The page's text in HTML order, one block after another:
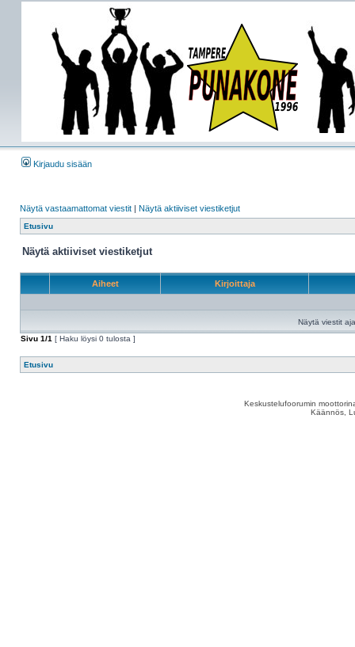
Kirjaudu sisään
Näytä vastaamattomat viestit | Näytä aktiiviset viestiketjut
Etusivu
Näytä aktiiviset viestiketjut
Aiheet Kirjoittaja
Näytä viestit
Sivu 1/1 [ Haku löysi 0 tulosta ]
Etusivu
Keskustelufoorumin
Käännös,